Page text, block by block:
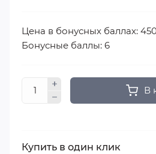
Цена в бонусных баллах:
Бонусные баллы: 6
В
Купить в один клик